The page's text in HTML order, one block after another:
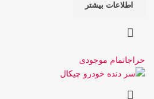
اطلاعات بیشتر
حراجاتمام موجودی